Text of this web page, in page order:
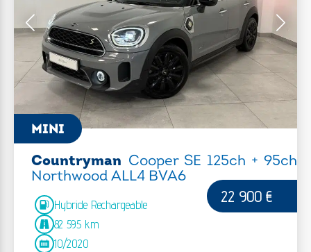
MINI
Countryman Cooper SE 125ch + 95ch
Northwood ALL4 BVA6
Hybride Rechargeable
82 595 km
10/2020
22 900 €